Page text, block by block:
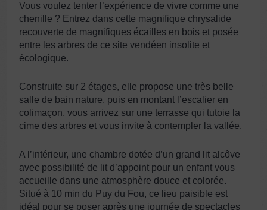
Vous voulez tenter l’expérience de vivre comme une
chenille ? Entrez dans cette magnifique chrysalide
recouverte de magnifiques écailles en bois et posée
entre les arbres de ce site vendéen insolite et
écologique.
Construite sur 2 étages, elle propose une très belle
salle de bain nature, puis en montant l’escalier en
colimaçon, vous arrivez sur une terrasse qui tutoie la
cime des arbres et vous invite à contempler la vallée.
A l’intérieur, une chambre dotée d’un grand lit alcôve
avec possibilité de lit d’appoint pour un enfant vous
accueille dans une atmosphère douce et colorée.
Situé à 10 min du Puy du Fou, ce lieu paisible est
idéal pour se poser après une journée de spectacles